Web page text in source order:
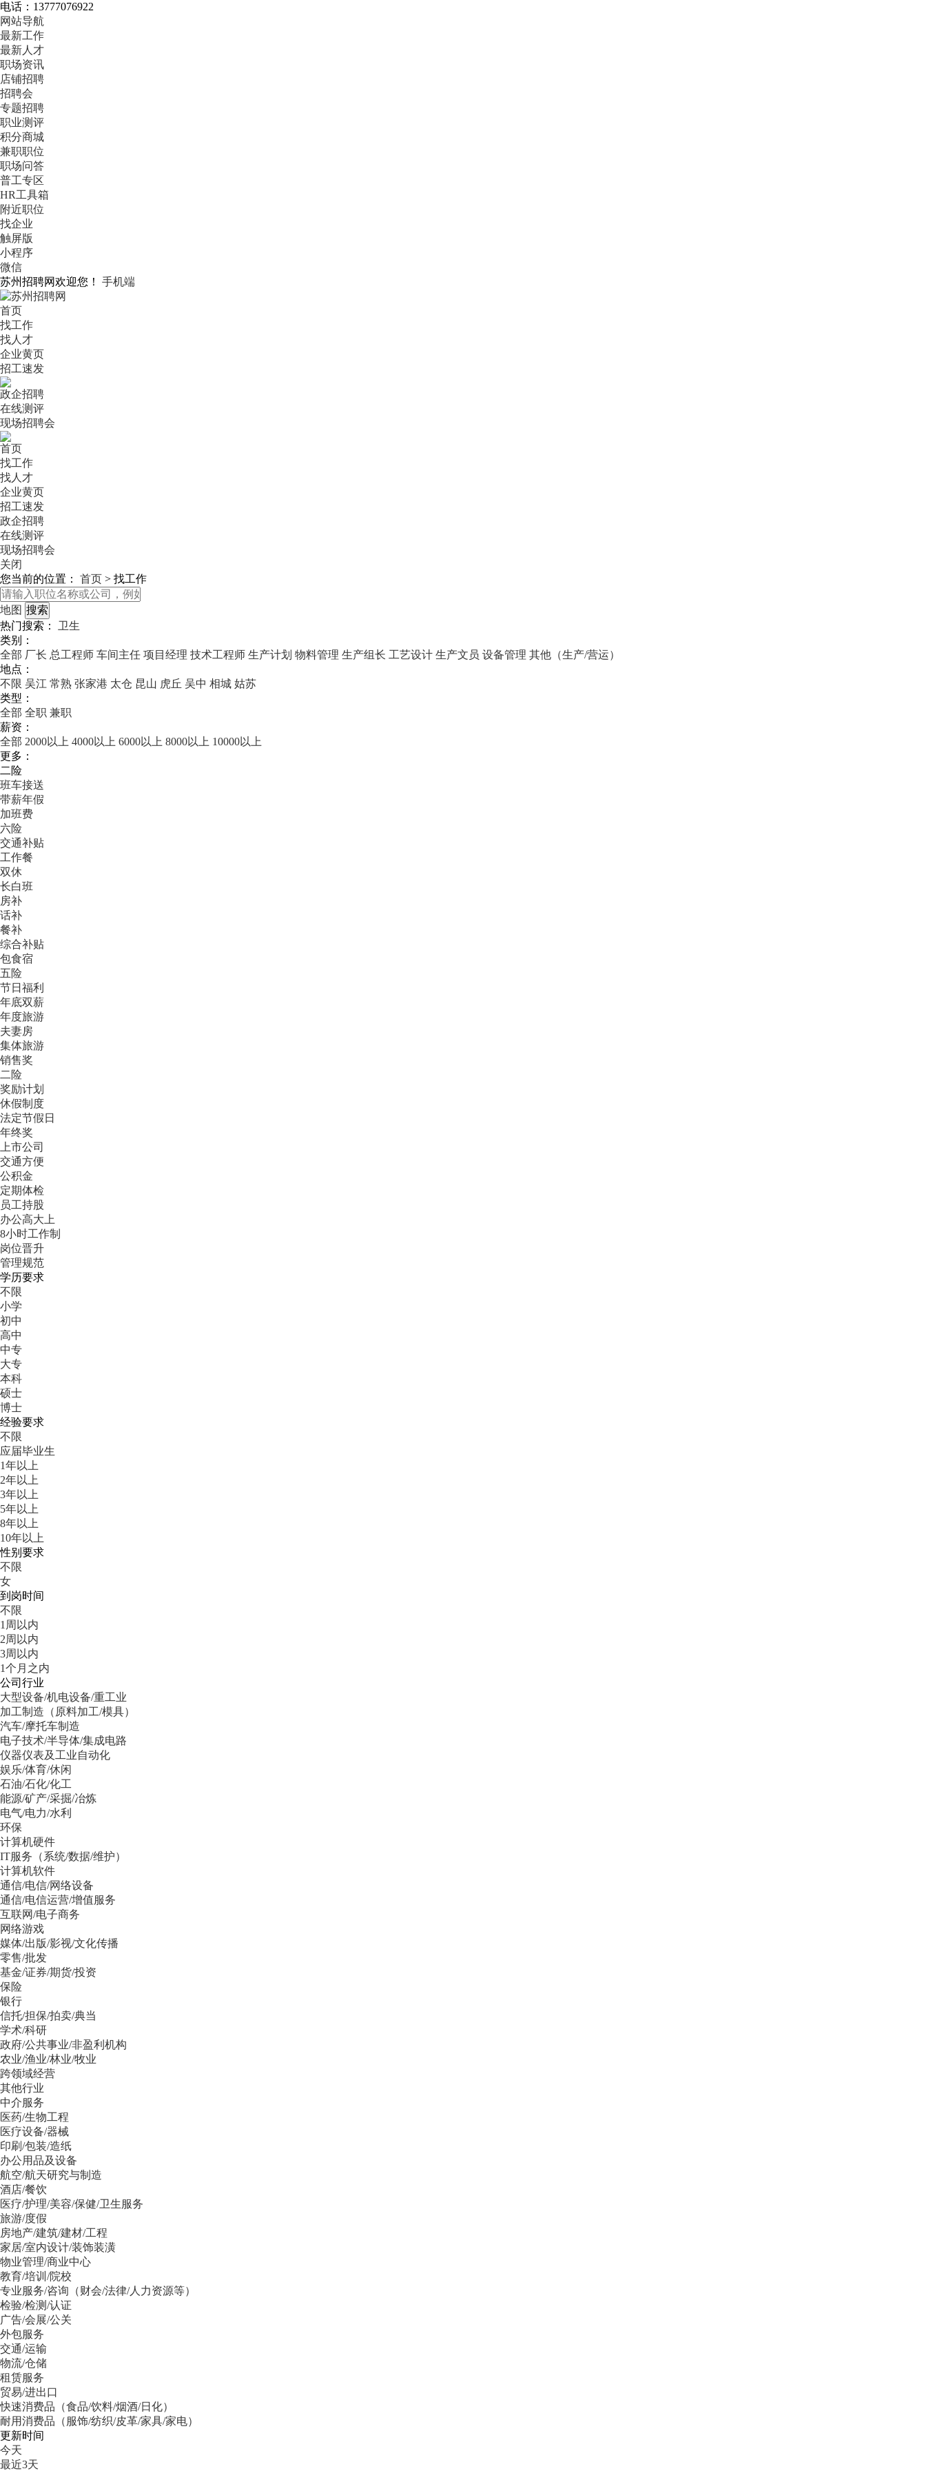
电话：13777076922
网站导航
最新工作
最新人才
职场资讯
店铺招聘
招聘会
专题招聘
职业测评
积分商城
兼职职位
职场问答
普工专区
HR工具箱
附近职位
找企业
触屏版
小程序
微信
苏州招聘网欢迎您！
手机端
首页
找工作
找人才
企业黄页
招工速发
政企招聘
在线测评
现场招聘会
首页
找工作
找人才
企业黄页
招工速发
政企招聘
在线测评
现场招聘会
关闭
您当前的位置： 首页 > 找工作
地图
热门搜索： 卫生
类别：
全部 厂长 总工程师 车间主任 项目经理 技术工程师 生产计划 物料管理 生产组长 工艺设计 生产文员 设备管理 其他（生产/营运）
地点：
不限 吴江 常熟 张家港 太仓 昆山 虎丘 吴中 相城 姑苏
类型：
全部 全职 兼职
薪资：
全部 2000以上 4000以上 6000以上 8000以上 10000以上
更多：
二险
班车接送
带薪年假
加班费
六险
交通补贴
工作餐
双休
长白班
房补
话补
餐补
综合补贴
包食宿
五险
节日福利
年底双薪
年度旅游
夫妻房
集体旅游
销售奖
二险
奖励计划
休假制度
法定节假日
年终奖
上市公司
交通方便
公积金
定期体检
员工持股
办公高大上
8小时工作制
岗位晋升
管理规范
学历要求
不限
小学
初中
高中
中专
大专
本科
硕士
博士
经验要求
不限
应届毕业生
1年以上
2年以上
3年以上
5年以上
8年以上
10年以上
性别要求
不限
女
到岗时间
不限
1周以内
2周以内
3周以内
1个月之内
公司行业
大型设备/机电设备/重工业
加工制造（原料加工/模具）
汽车/摩托车制造
电子技术/半导体/集成电路
仪器仪表及工业自动化
娱乐/体育/休闲
石油/石化/化工
能源/矿产/采掘/冶炼
电气/电力/水利
环保
计算机硬件
IT服务（系统/数据/维护）
计算机软件
通信/电信/网络设备
通信/电信运营/增值服务
互联网/电子商务
网络游戏
媒体/出版/影视/文化传播
零售/批发
基金/证券/期货/投资
保险
银行
信托/担保/拍卖/典当
学术/科研
政府/公共事业/非盈利机构
农业/渔业/林业/牧业
跨领域经营
其他行业
中介服务
医药/生物工程
医疗设备/器械
印刷/包装/造纸
办公用品及设备
航空/航天研究与制造
酒店/餐饮
医疗/护理/美容/保健/卫生服务
旅游/度假
房地产/建筑/建材/工程
家居/室内设计/装饰装潢
物业管理/商业中心
教育/培训/院校
专业服务/咨询（财会/法律/人力资源等）
检验/检测/认证
广告/会展/公关
外包服务
交通/运输
物流/仓储
租赁服务
贸易/进出口
快速消费品（食品/饮料/烟酒/日化）
耐用消费品（服饰/纺织/皮革/家具/家电）
更新时间
今天
最近3天